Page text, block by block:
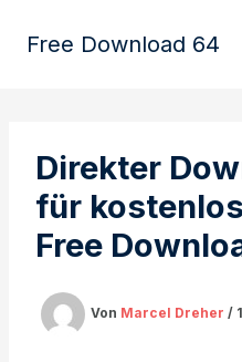
InhaltFree Download 64
Direkter
für
Free
Von Marcel Dreher /